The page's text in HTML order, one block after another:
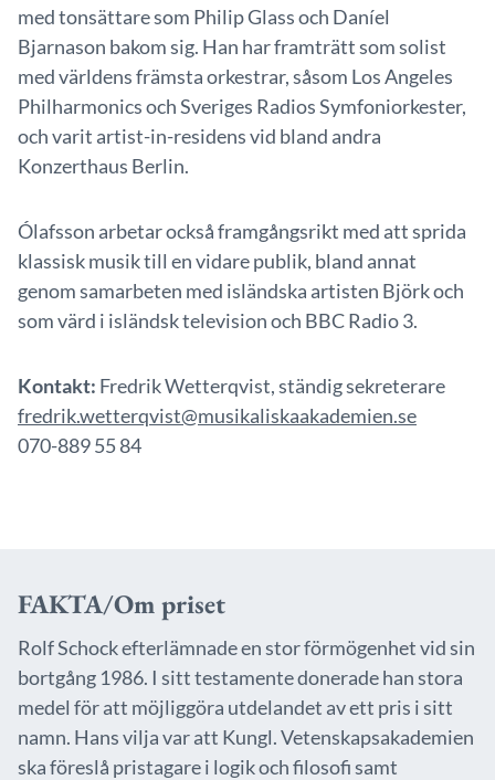
med tonsättare som Philip Glass och Daníel
Bjarnason bakom sig. Han har framträtt som solist
med världens främsta orkestrar, såsom Los Angeles
Philharmonics och Sveriges Radios Symfoniorkester,
och varit artist-in-residens vid bland andra
Konzerthaus Berlin.
Ólafsson arbetar också framgångsrikt med att sprida
klassisk musik till en vidare publik, bland annat
genom samarbeten med isländska artisten Björk och
som värd i isländsk television och BBC Radio 3.
Kontakt: Fredrik Wetterqvist, ständig sekreterare
fredrik.wetterqvist@musikaliskaakademien.se
070-889 55 84
FAKTA/Om priset
Rolf Schock efterlämnade en stor förmögenhet vid sin
bortgång 1986. I sitt testamente donerade han stora
medel för att möjliggöra utdelandet av ett pris i sitt
namn. Hans vilja var att Kungl. Vetenskapsakademien
ska föreslå pristagare i logik och filosofi samt